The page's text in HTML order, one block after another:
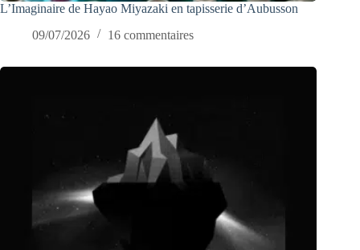
L’Imaginaire de Hayao Miyazaki en tapisserie d’Aubusson
09/07/2026
16 commentaires